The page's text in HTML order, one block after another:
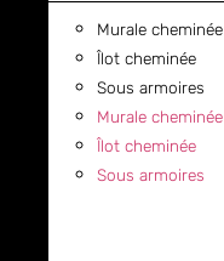
Murale cheminée
Îlot cheminée
Sous armoires
Murale cheminée
Îlot cheminée
Sous armoires